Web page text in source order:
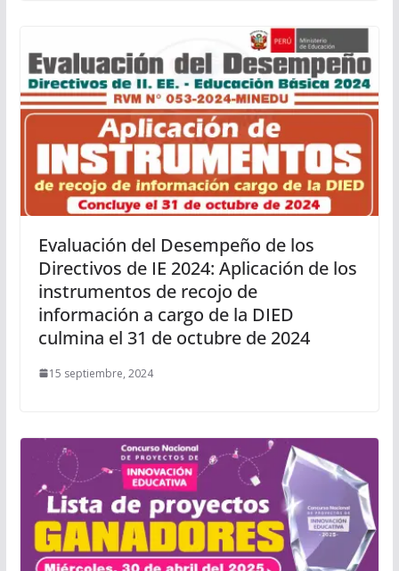
Evaluación del Desempeño de los
Directivos de IE 2024: Aplicación de los
instrumentos de recojo de
información a cargo de la DIED
culmina el 31 de octubre de 2024
15 septiembre, 2024